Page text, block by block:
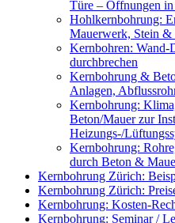
Türe – Öffnungen
Hohlkernbohrung:
Mauerwerk, Stein &
Kernbohren: Wand-
durchbrechen
Kernbohrung &
Anlagen,
Kernbohrung:
Beton/Mauer zur
Heizungs-/
Kernbohrung:
durch Beton &
Kernbohrung Zürich:
Kernbohrung Zürich:
Kernbohrung: Kosten-
Kernbohrung: Seminar /